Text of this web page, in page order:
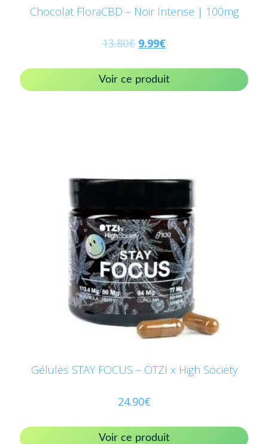
Chocolat FloraCBD – Noir Intense | 100mg
13.80€ 9.99€
Voir ce produit
Gélules STAY FOCUS – ÖTZI x High Society
24.90€
Voir ce produit